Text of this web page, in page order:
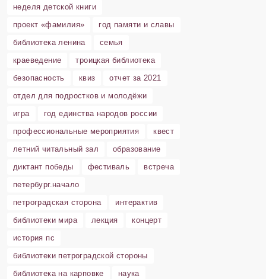
неделя детской книги
проект «фамилия»
год памяти и славы
библиотека ленина
семья
краеведение
троицкая библиотека
безопасность
квиз
отчет за 2021
отдел для подростков и молодёжи
игра
год единства народов россии
профессиональные мероприятия
квест
летний читальный зал
образование
диктант победы
фестиваль
встреча
петербург.начало
петроградская сторона
интерактив
библиотеки мира
лекция
концерт
история пс
библиотеки петроградской стороны
библиотека на карповке
наука